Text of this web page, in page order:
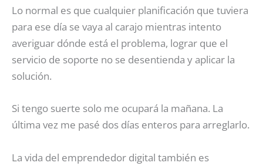
Lo normal es que cualquier planificación que tuviera
para ese día se vaya al carajo mientras intento
averiguar dónde está el problema, lograr que el
servicio de soporte no se desentienda y aplicar la
solución.
Si tengo suerte solo me ocupará la mañana. La
última vez me pasé dos días enteros para arreglarlo.
La vida del emprendedor digital también es